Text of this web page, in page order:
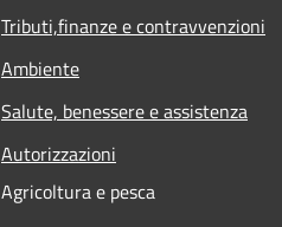
Tributi,finanze e contravvenzioni
Ambiente
Salute, benessere e assistenza
Autorizzazioni
Agricoltura e pesca